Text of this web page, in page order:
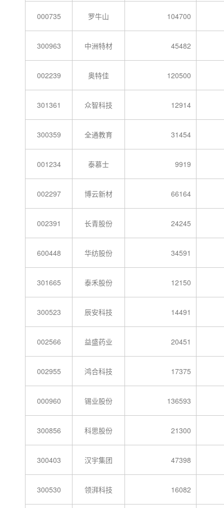
000735 罗牛山 104700
300963 中洲特材 45482
002239 奥特佳 120500
301361 众智科技 12914
300359 全通教育 31454
001234 泰慕士 9919
002297 博云新材 66164
002391 长青股份 24245
600448 华纺股份 34591
301665 泰禾股份 12150
300523 辰安科技 14491
002566 益盛药业 20451
002955 鸿合科技 17375
000960 锡业股份 136593
300856 科思股份 21300
300403 汉宇集团 47398
300530 领湃科技 16082